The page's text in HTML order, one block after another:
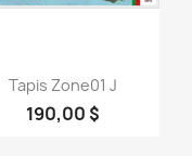
Aperçu rapide
Tapis Zone01 J
190,00 $